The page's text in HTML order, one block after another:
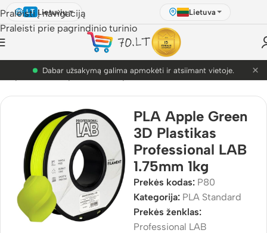
Praleisti į navigaciją
Praleisti prie pagrindinio turinio
LT Lietuvių Lietuva
PETG akcija! Dabar nuo 9.99€. ×
Spausdinimo plastikai /3D plastikai/PLA/PLA Standard
PLA Apple Green
3D Plastikas
Professional LAB
1.75mm 1kg
Prekės kodas: P80
Kategorija: PLA Standard
Prekės ženklas:
Professional LAB